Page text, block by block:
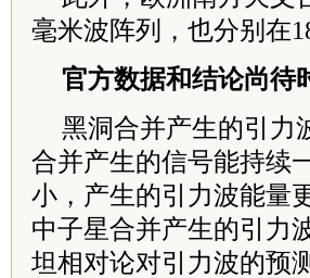
毫米波阵列，也分别在
官方数据和结论尚待
黑洞合并产生的引力
合并产生的信号能持续
小，产生的引力波能量
中子星合并产生的引力
坦相对论对引力波的预